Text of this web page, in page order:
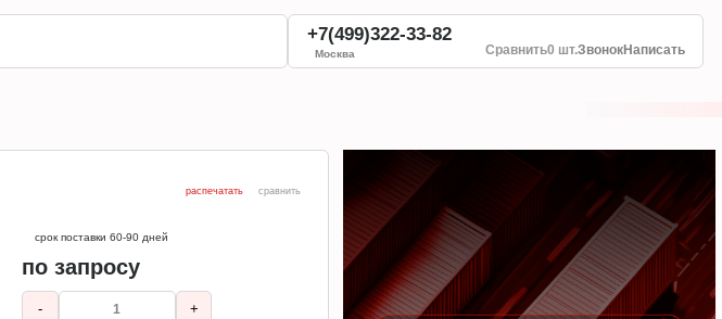
+7(499)322-33-82
Москва Сравнить0 шт.ЗвонокНаписать
распечатать сравнить
срок поставки 60-90 дней
по запросу
- +